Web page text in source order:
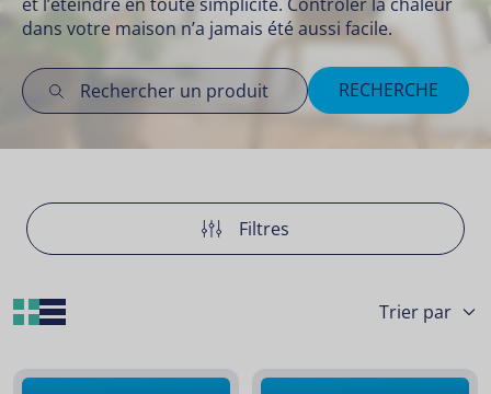
dans votre maison n’a jamais été aussi facile.
RECHERCHE
Filtres
Grid Layout